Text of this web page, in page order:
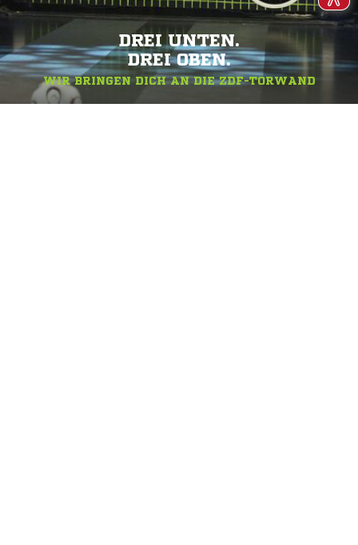
DREI UNTEN.
DREI OBEN.
WIR BRINGEN DICH AN DIE ZDF-TORWAND